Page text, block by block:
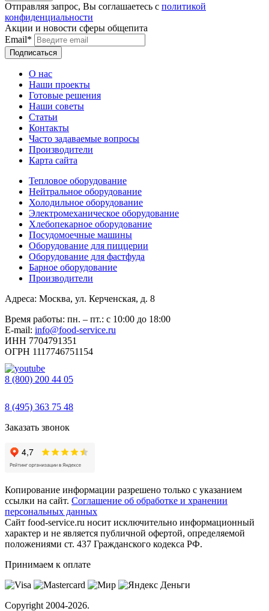
Отправляя запрос, Вы соглашаетесь с политикой
конфиденциальности
Акции и новости сферы общепита
Email*
О нас
Наши проекты
Готовые решения
Наши советы
Статьи
Контакты
Часто задаваемые вопросы
Производители
Карта сайта
Тепловое оборудование
Нейтральное оборудование
Холодильное оборудование
Электромеханическое оборудование
Хлебопекарное оборудование
Посудомоечные машины
Оборудование для пиццерии
Оборудование для фастфуда
Барное оборудование
Производители
Адреса: Москва, ул. Керченская, д. 8
Время работы: пн. – пт.: с 10:00 до 18:00
E-mail: info@food-service.ru
ИНН 7704791351
ОГРН 1117746751154
8 (800) 200 44 05
8 (495) 363 75 48
Заказать звонок
Копирование информации разрешено только с указанием
ссылки на сайт. Соглашение об обработке и хранении
персональных данных
Сайт food-service.ru носит исключительно информационный
характер и не является публичной офертой, определяемой
положениями ст. 437 Гражданского кодекса РФ.
Принимаем к оплате
Copyright 2004-2026.